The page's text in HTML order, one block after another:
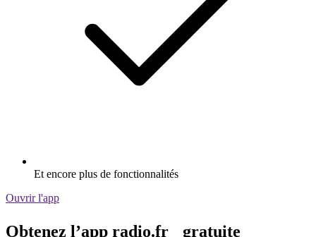
Et encore plus de fonctionnalités
Ouvrir l'app
Obtenez l’app radio.fr gratuite